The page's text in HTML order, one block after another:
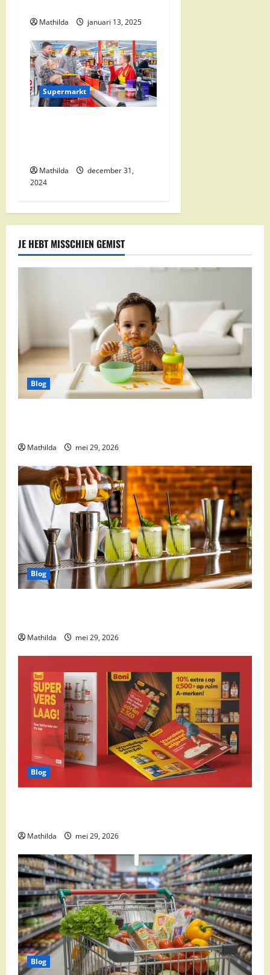
Mathilda januari 13, 2025
Supermarkt
Mathilda
december 31,
2024
JE HEBT MISSCHIEN GEMIST
Blog
Mathilda mei 29, 2026
Blog
Mathilda mei 29, 2026
Blog
Mathilda mei 29, 2026
Blog